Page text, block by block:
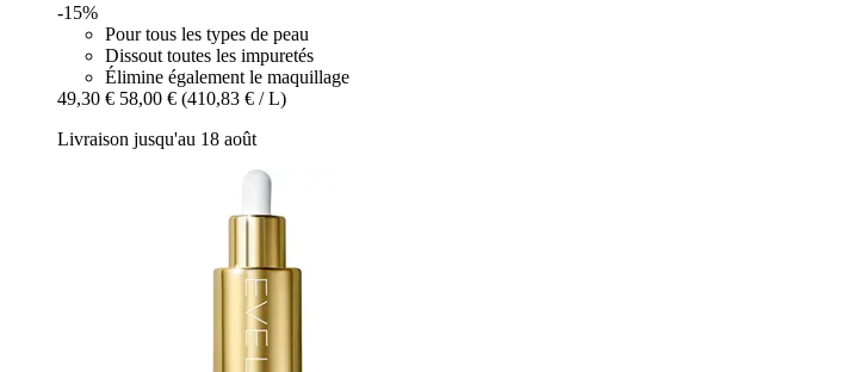
-15%
Pour tous les types de peau
Dissout toutes les impuretés
Élimine également le maquillage
49,30 € 58,00 € (410,83 € / L)
Livraison jusqu'au 18 août